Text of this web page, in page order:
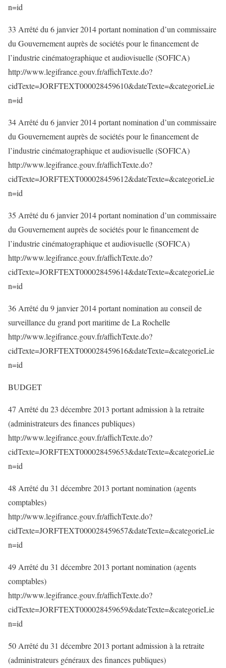
n=id
33 Arrêté du 6 janvier 2014 portant nomination d’un commissaire
du Gouvernement auprès de sociétés pour le financement de
l’industrie cinématographique et audiovisuelle (SOFICA)
http://www.legifrance.gouv.fr/affichTexte.do?
cidTexte=JORFTEXT000028459610&dateTexte=&categorieLie
n=id
34 Arrêté du 6 janvier 2014 portant nomination d’un commissaire
du Gouvernement auprès de sociétés pour le financement de
l’industrie cinématographique et audiovisuelle (SOFICA)
http://www.legifrance.gouv.fr/affichTexte.do?
cidTexte=JORFTEXT000028459612&dateTexte=&categorieLie
n=id
35 Arrêté du 6 janvier 2014 portant nomination d’un commissaire
du Gouvernement auprès de sociétés pour le financement de
l’industrie cinématographique et audiovisuelle (SOFICA)
http://www.legifrance.gouv.fr/affichTexte.do?
cidTexte=JORFTEXT000028459614&dateTexte=&categorieLie
n=id
36 Arrêté du 9 janvier 2014 portant nomination au conseil de
surveillance du grand port maritime de La Rochelle
http://www.legifrance.gouv.fr/affichTexte.do?
cidTexte=JORFTEXT000028459616&dateTexte=&categorieLie
n=id
BUDGET
47 Arrêté du 23 décembre 2013 portant admission à la retraite
(administrateurs des finances publiques)
http://www.legifrance.gouv.fr/affichTexte.do?
cidTexte=JORFTEXT000028459653&dateTexte=&categorieLie
n=id
48 Arrêté du 31 décembre 2013 portant nomination (agents
comptables)
http://www.legifrance.gouv.fr/affichTexte.do?
cidTexte=JORFTEXT000028459657&dateTexte=&categorieLie
n=id
49 Arrêté du 31 décembre 2013 portant nomination (agents
comptables)
http://www.legifrance.gouv.fr/affichTexte.do?
cidTexte=JORFTEXT000028459659&dateTexte=&categorieLie
n=id
50 Arrêté du 31 décembre 2013 portant admission à la retraite
(administrateurs généraux des finances publiques)